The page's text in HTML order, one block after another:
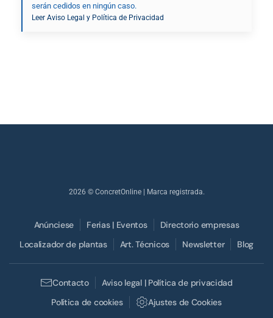
serán cedidos en ningún caso.
Leer Aviso Legal y Política de Privacidad
2026 © ConcretOnline | Marca registrada.
Anúnciese Ferias | Eventos
Directorio empresas
Localizador de plantas
Art. Técnicos Newsletter Blog
Contacto
Aviso legal | Política de privacidad
Política de cookies
Ajustes de Cookies